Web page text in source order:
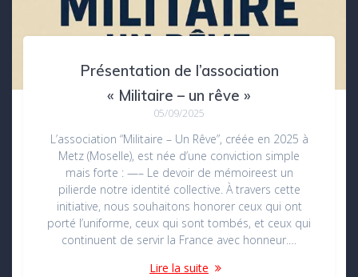
Présentation de l’association
« Militaire – un rêve »
05/09/2025
L’association “Militaire – Un Rêve”, créée en 2025 à
Metz (Moselle), est née d’une conviction simple
mais forte : —– Le devoir de mémoireest un
pilierde notre identité collective. À travers cette
initiative, nous souhaitons honorer ceux qui ont
porté l’uniforme, ceux qui sont tombés, et ceux qui
continuent de servir la France avec honneur.…
Lire la suite